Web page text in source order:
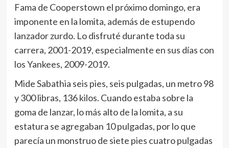
Fama de Cooperstown el próximo domingo, era
imponente en la lomita, además de estupendo
lanzador zurdo. Lo disfruté durante toda su
carrera, 2001-2019, especialmente en sus días con
los Yankees, 2009-2019.
Mide Sabathia seis pies, seis pulgadas, un metro 98
y 300 libras, 136 kilos. Cuando estaba sobre la
goma de lanzar, lo más alto de la lomita, a su
estatura se agregaban 10 pulgadas, por lo que
parecía un monstruo de siete pies cuatro pulgadas